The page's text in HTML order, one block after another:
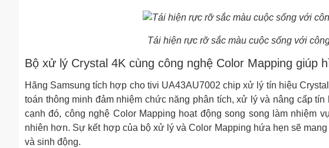
Tái hiện rực rỡ sắc màu cuộc sống với
Bộ xử lý Crystal 4K cùng công nghệ Color Mapping giúp
Hãng Samsung tích hợp cho tivi UA43AU7002 chip xử lý tín hiệu
toán thông minh đảm nhiệm chức năng phân tích, xử lý và nâng cấp
cạnh đó, công nghệ Color Mapping hoạt động song song làm nhiệm
nhiên hơn. Sự kết hợp của bộ xử lý và Color Mapping hứa hẹn sẽ
và sinh động.